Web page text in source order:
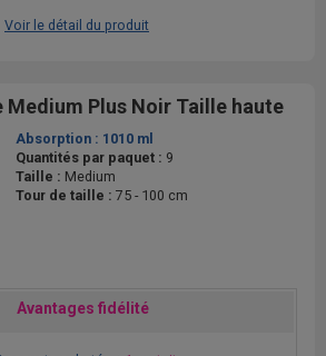
Voir le détail du produit
Medium Plus Noir Taille haute
Absorption : 1010 ml
Quantités par paquet : 9
Taille : Medium
Tour de taille : 75 - 100 cm
Avantages fidélité